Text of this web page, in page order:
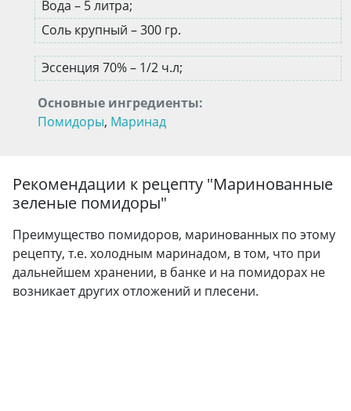
Вода – 5 литра;
Соль крупный – 300 гр.
Эссенция 70% – 1/2 ч.л;
Основные ингредиенты:
Помидоры, Маринад
Рекомендации к рецепту "Маринованные
зеленые помидоры"
Преимущество помидоров, маринованных по этому
рецепту, т.е. холодным маринадом, в том, что при
дальнейшем хранении, в банке и на помидорах не
возникает других отложений и плесени.